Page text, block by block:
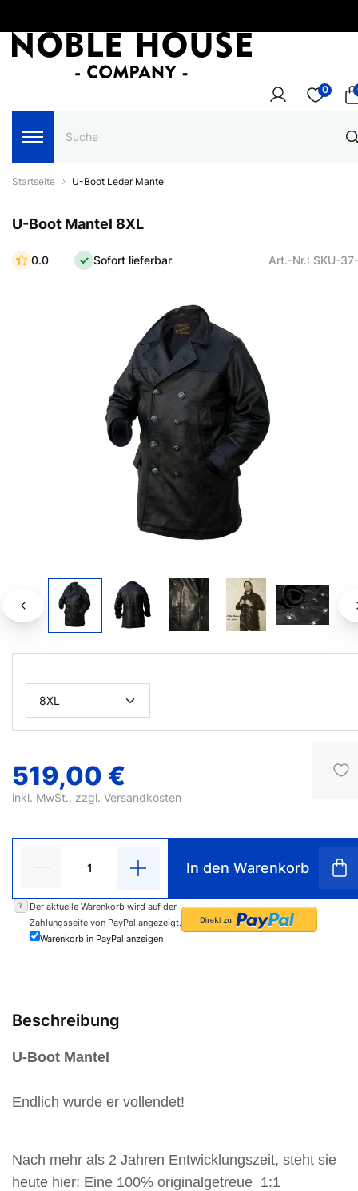
0
Startseite U-Boot Leder Mantel
U-Boot Mantel 8XL
0.0 Sofort lieferbar Art.-Nr.: SKU-
519,00 €
inkl. MwSt., zzgl. Versandkosten
In den Warenkorb
?
Der aktuelle Warenkorb wird auf der
Zahlungsseite von PayPal angezeigt.
Warenkorb in PayPal anzeigen
Beschreibung
U-Boot Mantel
Endlich wurde er vollendet!
Nach mehr als 2 Jahren Entwicklungszeit, steht sie
heute hier: Eine 100% originalgetreue 1:1